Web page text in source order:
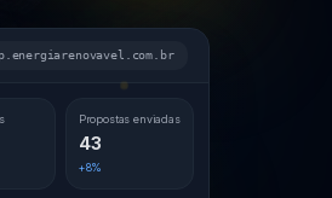
Propostas enviadas
43
+8%